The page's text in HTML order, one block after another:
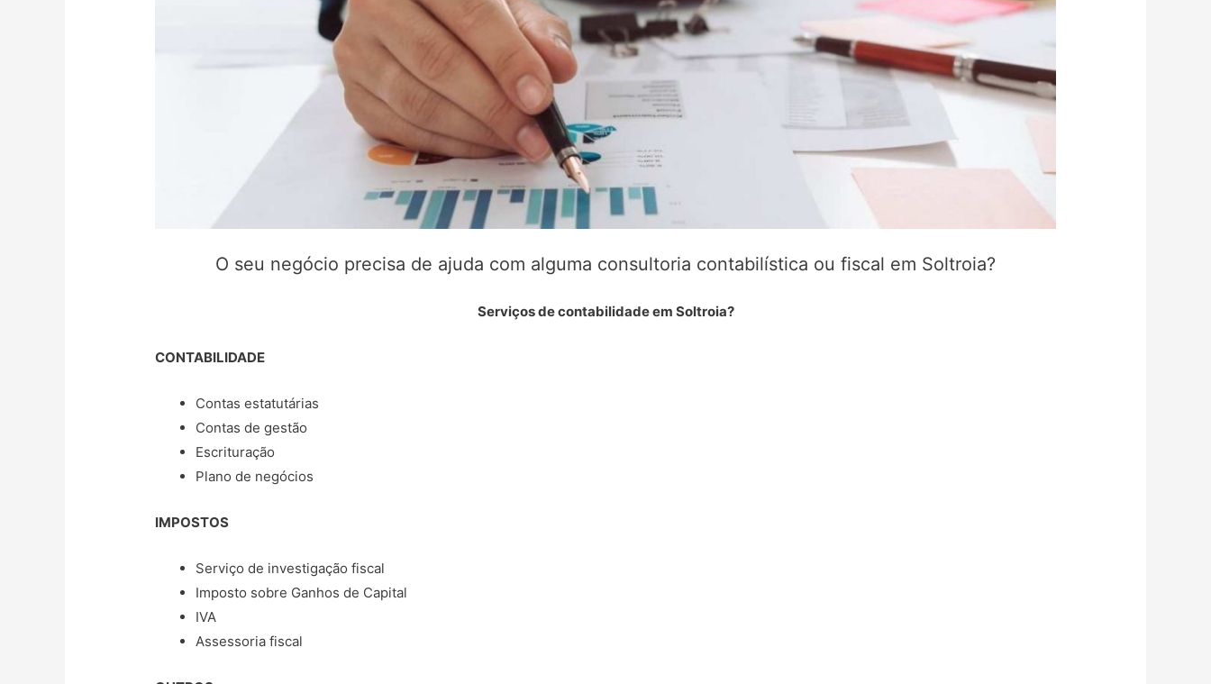
O seu negócio precisa de ajuda com alguma consultoria contabilística ou fiscal em Soltroia?
Serviços de contabilidade em Soltroia?
CONTABILIDADE
Contas estatutárias
Contas de gestão
Escrituração
Plano de negócios
IMPOSTOS
Serviço de investigação fiscal
Imposto sobre Ganhos de Capital
IVA
Assessoria fiscal